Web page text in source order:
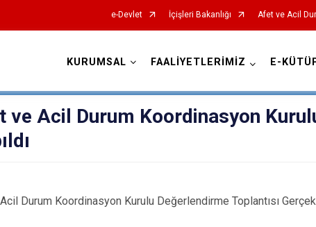
e-Devlet İçişleri Bakanlığı Afet ve Acil
KURUMSAL FAALİYETLERİMİZ E-
ve Acil Durum Koordinasyon
Durum Koordinasyon Kurulu Değerlendirme Toplantısı